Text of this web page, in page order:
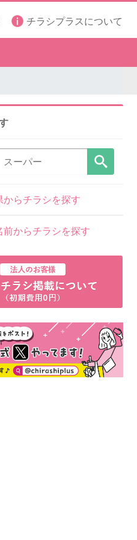
チラシプラスについて
からチラシを探す
前からチラシを探す